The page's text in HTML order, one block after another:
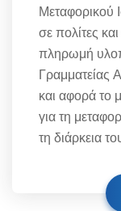
Μεταφορικού
σε πολίτες
πληρωμή
Γραμματείας
και αφορά το
για τη
τη διάρκεια